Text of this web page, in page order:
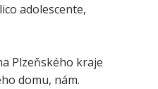
adolescente,
Plzeňského kraje
domu, nám.